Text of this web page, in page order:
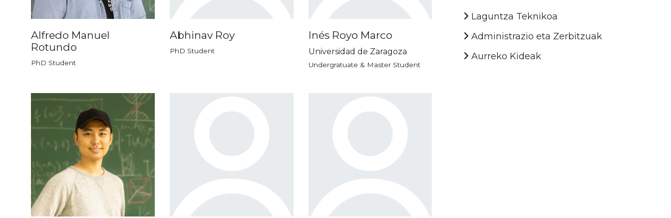
Alfredo Manuel
Rotundo
PhD Student
Abhinav Roy
PhD Student
Inés Royo Marco
Universidad de Zaragoza
Undergratuate & Master Student
Laguntza Teknikoa
Administrazio eta Zerbitzuak
Aurreko Kideak